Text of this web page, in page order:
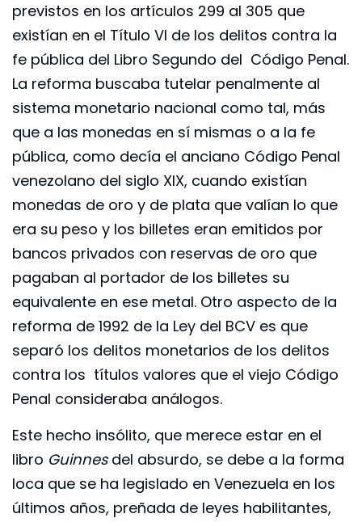
previstos en los artículos 299 al 305 que
existían en el Título VI de los delitos contra la
fe pública del Libro Segundo del Código Penal.
La reforma buscaba tutelar penalmente al
sistema monetario nacional como tal, más
que a las monedas en sí mismas o a la fe
pública, como decía el anciano Código Penal
venezolano del siglo XIX, cuando existían
monedas de oro y de plata que valían lo que
era su peso y los billetes eran emitidos por
bancos privados con reservas de oro que
pagaban al portador de los billetes su
equivalente en ese metal. Otro aspecto de la
reforma de 1992 de la Ley del BCV es que
separó los delitos monetarios de los delitos
contra los títulos valores que el viejo Código
Penal consideraba análogos.
Este hecho insólito, que merece estar en el
libro Guinnesdel absurdo, se debe a la forma
loca que se ha legislado en Venezuela en los
últimos años, preñada de leyes habilitantes,